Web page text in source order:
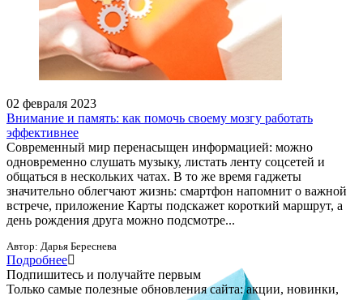
02 февраля 2023
Внимание и память: как помочь своему мозгу работать
эффективнее
Современный мир перенасыщен информацией: можно
одновременно слушать музыку, листать ленту соцсетей и
общаться в нескольких чатах. В то же время гаджеты
значительно облегчают жизнь: смартфон напомнит о важной
встрече, приложение Карты подскажет короткий маршрут, а
день рождения друга можно подсмотре...
Автор: Дарья Береснева
Подробнее
Подпишитесь и получайте первым
Только самые полезные обновления сайта: акции, новинки,